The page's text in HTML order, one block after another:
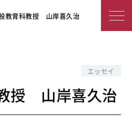
山岸喜久治
教育科教授 山岸喜久治
エッセイ
授 山岸喜久治